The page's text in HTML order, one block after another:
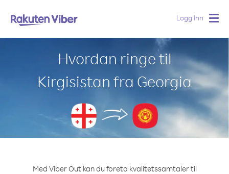
Logg Inn
Hvordan ringe til
Kirgisistan fra Georgia
Med Viber Out kan du foreta kvalitetssamtaler til